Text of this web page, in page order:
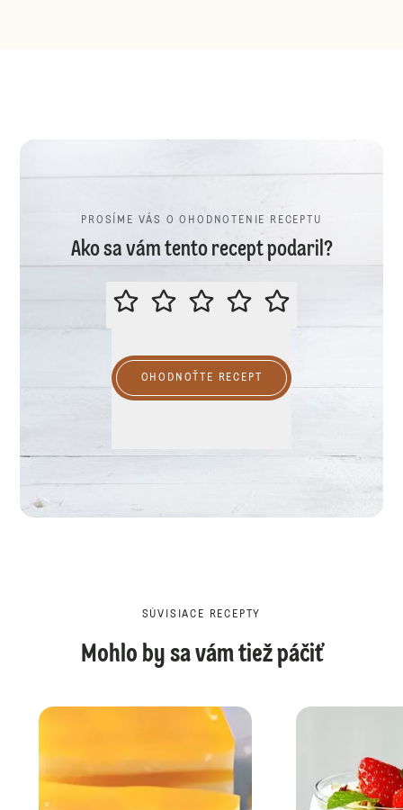
PROSÍME VÁS O OHODNOTENIE RECEPTU
Ako sa vám tento recept podaril?
PROSÍME VÁS O OHODNOTENIE
OHODNOŤTE RECEPT
SÚVISIACE RECEPTY
Mohlo by sa vám tiež páčiť